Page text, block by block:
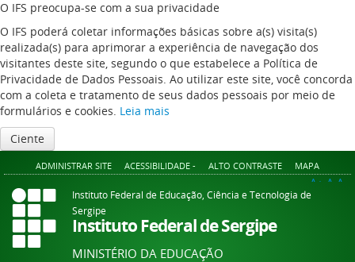
O IFS preocupa-se com a sua privacidade
O IFS poderá coletar informações básicas sobre a(s) visita(s)
realizada(s) para aprimorar a experiência de navegação dos
visitantes deste site, segundo o que estabelece a Política de
Privacidade de Dados Pessoais. Ao utilizar este site, você concorda
com a coleta e tratamento de seus dados pessoais por meio de
formulários e cookies. Leia mais
Ciente
ADMINISTRAR SITE ACESSIBILIDADE - ALTO CONTRASTE MAPA
A+ A A-
Instituto Federal de Educação, Ciência e Tecnologia de
Sergipe
Instituto Federal de Sergipe
MINISTÉRIO DA EDUCAÇÃO